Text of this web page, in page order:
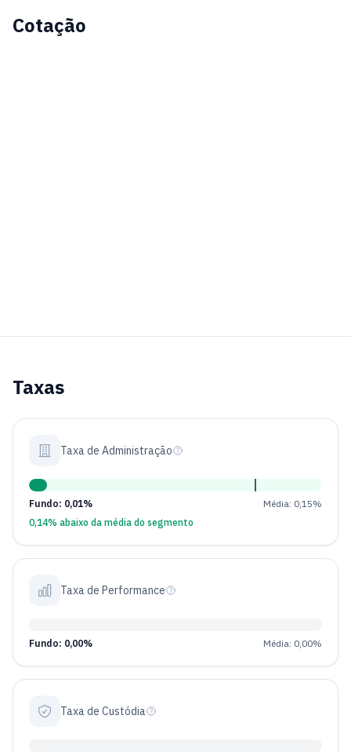
Cotação
Taxas
Taxa de Administração
Fundo: 0,01%
Média: 0,15%
0,14% abaixo da média do segmento
Taxa de Performance
Fundo: 0,00% Média: 0,00%
Taxa de Custódia